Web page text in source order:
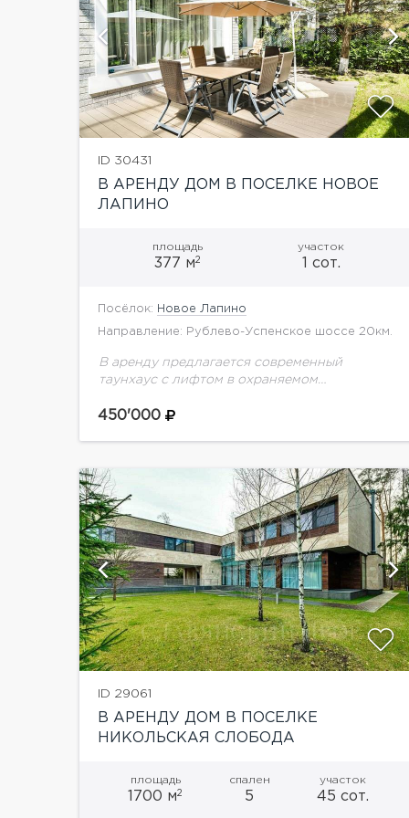
ID 30431
В АРЕНДУ ДОМ В ПОСЕЛКЕ НОВОЕ
ЛАПИНО
площадь
377 м2
участок
1 сот.
Посёлок: Новое Лапино
Направление: Рублево-Успенское шоссе 20км.
В аренду предлагается современный
таунхаус с лифтом в охраняемом
Планировка дома:Цоколь: гараж на 2 м/м,
450'000
показать ещё 20 фотографий
ID 29061
В АРЕНДУ ДОМ В ПОСЕЛКЕ
НИКОЛЬСКАЯ СЛОБОДА
площадь
1700 м2
спален
5
участок
45 сот.
показать ещё 18 фотографий